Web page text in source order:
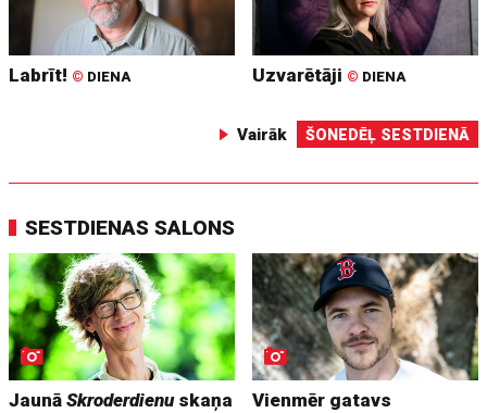
Labrīt! © DIENA Uzvarētāji © DIENA
Vairāk ŠONEDĒĻ SESTDIENĀ
SESTDIENAS SALONS
JaunāSkroderdienuskaņa
Vienmēr gatavs